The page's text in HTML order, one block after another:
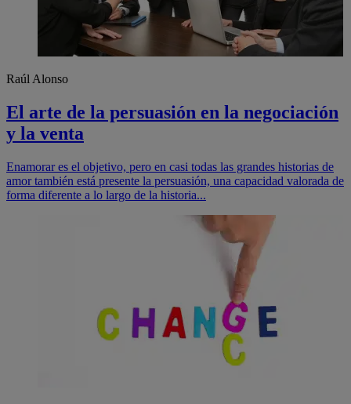
Raúl Alonso
El arte de la persuasión en la negociación
y la venta
Enamorar es el objetivo, pero en casi todas las grandes historias de
amor también está presente la persuasión, una capacidad valorada de
forma diferente a lo largo de la historia...